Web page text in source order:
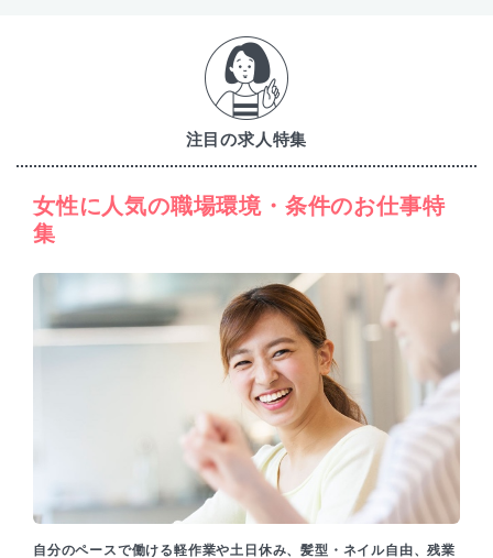
注目の求人特集
女性に人気の職場環境・条件のお仕事特
集
自分のペースで働ける軽作業や土日休み、髪型・ネイル自由、残業